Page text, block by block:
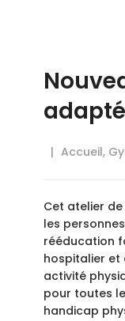
Accueil,
Cet atelier
les
rééducation
hospitalier et
activité
pour toutes
handicap